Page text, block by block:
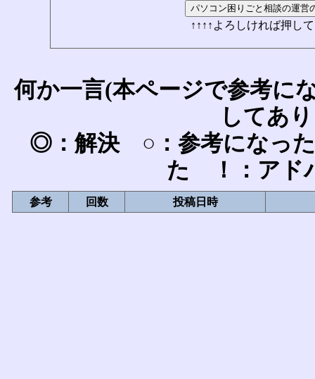
↑↑↑↑よろしければ押し
何か一言(本ページで参考に
してあ
◎：解決 ○：参考になっ
た ！：アド
参考 回数 投稿日時